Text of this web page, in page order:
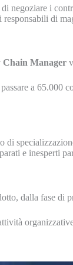
di negoziare i
di
Chain Manager
a
e inesperti
dalla fase di